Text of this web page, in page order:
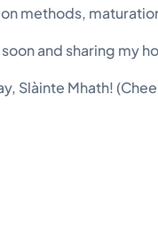
methods,
and sharing my
Slàinte Mhath!